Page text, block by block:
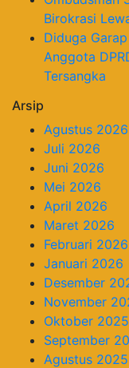
Birokrasi
Diduga
Anggota
Tersangka
Arsip
Agustus 2026
Juli 2026
Juni 2026
Mei 2026
April 2026
Maret 2026
Februari 2026
Januari 2026
Desember
November
Oktober 2025
September
Agustus 2025